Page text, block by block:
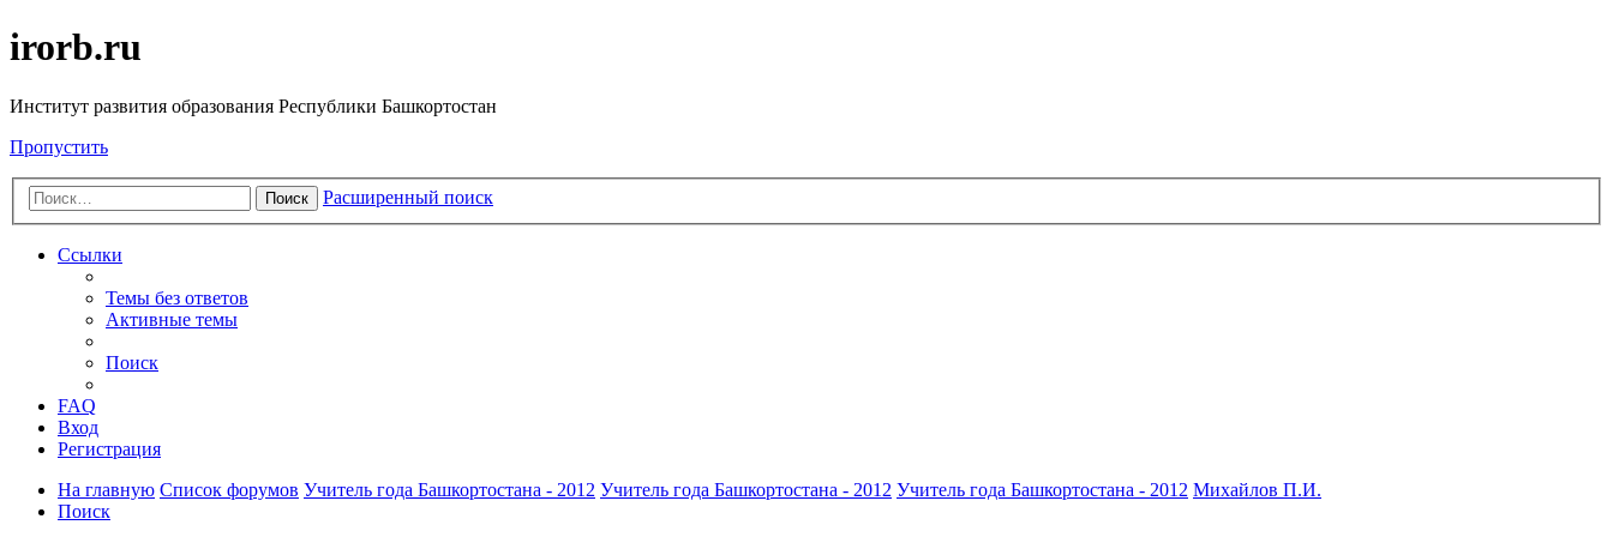
irorb.ru
Институт развития образования Республики Башкортостан
Пропустить
Поиск Расширенный поиск
Ссылки
Темы без ответов
Активные темы
Поиск
FAQ
Вход
Регистрация
На главную Список форумов Учитель года Башкортостана - 2012 Учитель года Башкортостана - 2012 Учитель года Башкортостана - 2012 Михайлов П.И.
Поиск